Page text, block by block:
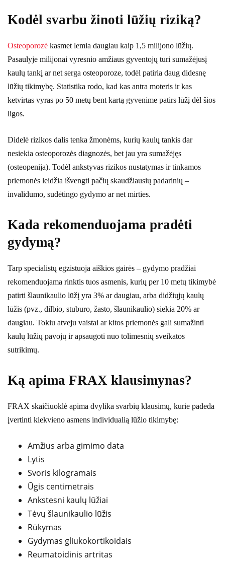
Kodėl svarbu žinoti lūžių riziką?
Osteoporozė kasmet lemia daugiau kaip 1,5 milijono lūžių.
Pasaulyje milijonai vyresnio amžiaus gyventojų turi sumažėjusį
kaulų tankį ar net serga osteoporoze, todėl patiria daug didesnę
lūžių tikimybę. Statistika rodo, kad kas antra moteris ir kas
ketvirtas vyras po 50 metų bent kartą gyvenime patirs lūžį dėl šios
ligos.
Didelė rizikos dalis tenka žmonėms, kurių kaulų tankis dar
nesiekia osteoporozės diagnozės, bet jau yra sumažėjęs
(osteopenija). Todėl ankstyvas rizikos nustatymas ir tinkamos
priemonės leidžia išvengti pačių skaudžiausių padarinių –
invalidumo, sudėtingo gydymo ar net mirties.
Kada rekomenduojama pradėti
gydymą?
Tarp specialistų egzistuoja aiškios gairės – gydymo pradžiai
rekomenduojama rinktis tuos asmenis, kurių per 10 metų tikimybė
patirti šlaunikaulio lūžį yra 3% ar daugiau, arba didžiųjų kaulų
lūžis (pvz., dilbio, stuburo, žasto, šlaunikaulio) siekia 20% ar
daugiau. Tokiu atveju vaistai ar kitos priemonės gali sumažinti
kaulų lūžių pavojų ir apsaugoti nuo tolimesnių sveikatos
sutrikimų.
Ką apima FRAX klausimynas?
FRAX skaičiuoklė apima dvylika svarbių klausimų, kurie padeda
įvertinti kiekvieno asmens individualią lūžio tikimybę:
Amžius arba gimimo data
Lytis
Svoris kilogramais
Ūgis centimetrais
Ankstesni kaulų lūžiai
Tėvų šlaunikaulio lūžis
Rūkymas
Gydymas gliukokortikoidais
Reumatoidinis artritas